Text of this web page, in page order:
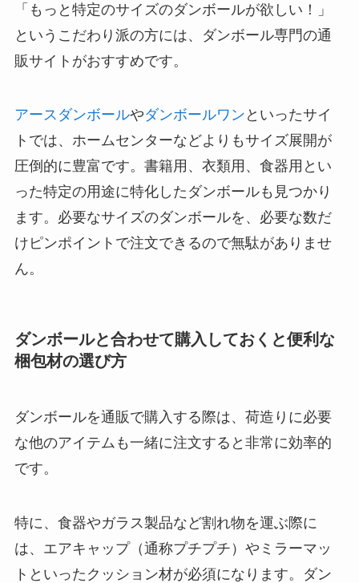
「もっと特定のサイズのダンボールが欲しい！」
というこだわり派の方には、ダンボール専門の通
販サイトがおすすめです。
アースダンボールやダンボールワン といったサイ
トでは、ホームセンターなどよりもサイズ展開が
圧倒的に豊富です。 書籍用、衣類用、食器用とい
った特定の用途に特化したダンボールも見つかり
ます。 必要なサイズのダンボールを、必要な数だ
けピンポイントで注文できるので無駄がありませ
ん。
ダンボールと合わせて購入しておくと便利な
梱包材の選び方
ダンボールを通販で購入する際は、荷造りに必要
な他のアイテムも一緒に注文すると非常に効率的
です。
特に、食器やガラス製品など割れ物を運ぶ際に
は、 エアキャップ（通称プチプチ）やミラーマッ
トといったクッション材が必須になります。ダン